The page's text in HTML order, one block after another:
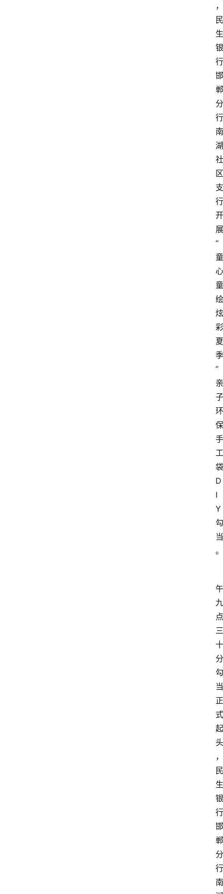
，
民
生
银
行
邯
郸
分
行
南
湖
社
区
支
行
开
展
“
童
心
童
绘
炫
彩
夏
季
”
亲
子
环
保
手
工
袋
D
I
Y
勾
当
。
午
九
点
三
十
分
勾
当
正
式
起
头
，
民
生
银
行
邯
郸
分
行
南